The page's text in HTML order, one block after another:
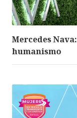
Mercedes
humanismo